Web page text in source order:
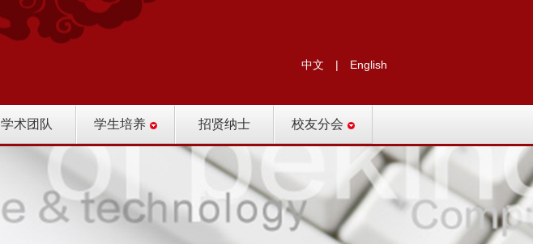
中文 | English
学术团队 学生培养 招贤纳士 校友分会